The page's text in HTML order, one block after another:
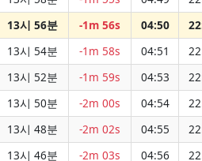
13시 56분 -1m 56s 04:50
13시 54분 -1m 58s 04:51
13시 52분 -1m 59s 04:53
13시 50분 -2m 00s 04:54
13시 48분 -2m 02s 04:55
13시 46분 -2m 03s 04:56